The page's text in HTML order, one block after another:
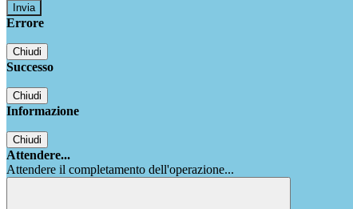
Errore
Chiudi
Successo
Chiudi
Informazione
Chiudi
Attendere...
Attendere il completamento dell'operazione...